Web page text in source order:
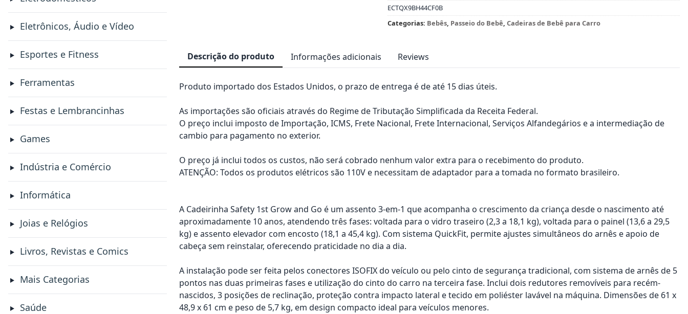
Eletrônicos, Áudio e Vídeo
Esportes e Fitness
Ferramentas
Festas e Lembrancinhas
Games
Indústria e Comércio
Informática
Joias e Relógios
Livros, Revistas e Comics
Mais Categorias
Saúde
ECTQX9BH44CF0B
Categorias: Bebês, Passeio do Bebê,Cadeiras de Bebê para Carro
Descrição do produto Informações adicionais Reviews
Produto importado dos Estados Unidos, o prazo de entrega é de até 15 dias úteis.
As importações são oficiais através do Regime de Tributação Simplificada da Receita Federal.
O preço inclui imposto de Importação, ICMS, Frete Nacional, Frete Internacional, Serviços Alfandegários e a intermediação de
cambio para pagamento no exterior.
O preço já inclui todos os custos, não será cobrado nenhum valor extra para o recebimento do produto.
ATENÇÃO: Todos os produtos elétricos são 110V e necessitam de adaptador para a tomada no formato brasileiro.
A Cadeirinha Safety 1st Grow and Go é um assento 3-em-1 que acompanha o crescimento da criança desde o nascimento até
aproximadamente 10 anos, atendendo três fases: voltada para o vidro traseiro (2,3 a 18,1 kg), voltada para o painel (13,6 a 29,5
kg) e assento elevador com encosto (18,1 a 45,4 kg). Com sistema QuickFit, permite ajustes simultâneos do arnês e apoio de
cabeça sem reinstalar, oferecendo praticidade no dia a dia.
A instalação pode ser feita pelos conectores ISOFIX do veículo ou pelo cinto de segurança tradicional, com sistema de arnês de 5
pontos nas duas primeiras fases e utilização do cinto do carro na terceira fase. Inclui dois redutores removíveis para recém-
nascidos, 3 posições de reclinação, proteção contra impacto lateral e tecido em poliéster lavável na máquina. Dimensões de 61 x
48,9 x 61 cm e peso de 5,7 kg, em design compacto ideal para veículos menores.